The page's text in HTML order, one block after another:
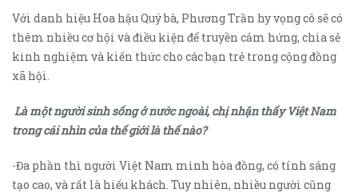
Với danh hiệu Hoa hậu Quý bà, Phương Trần hy vọng cô sẽ có
thêm nhiều cơ hội và điều kiện để truyền cảm hứng, chia sẻ
kinh nghiệm và kiến thức cho các bạn trẻ trong cộng đồng
xã hội.
Là một người sinh sống ở nước ngoài, chị nhận thấy Việt Nam
trong cái nhìn của thế giới là thế nào?
-Đa phần thì người Việt Nam mình hòa đồng, có tính sáng
tạo cao, và rất là hiếu khách. Tuy nhiên, nhiều người cũng